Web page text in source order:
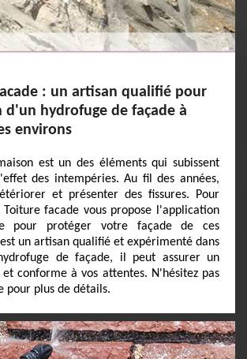
: un artisan qualifié pour
hydrofuge de façade à
environs
est un des éléments qui subissent
des intempéries. Au fil des années,
et présenter des fissures. Pour
facade vous propose l'application
pour protéger votre façade de ces
un artisan qualifié et expérimenté dans
de façade, il peut assurer un
conforme à vos attentes. N'hésitez pas
pour plus de détails.